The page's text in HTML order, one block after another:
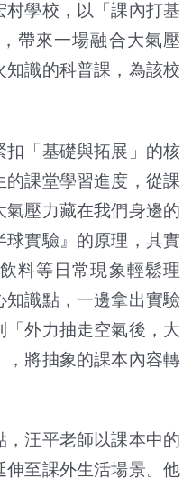
村學校，以「課內打基
帶來一場融合大氣壓
知識的科普課，為該校
「基礎與拓展」的核
課堂學習進度，從課
壓力藏在我們身邊的
實驗』的原理，其實
料等日常現象輕鬆理
識點，一邊拿出實驗
外力抽走空氣後，大
，將抽象的課本內容轉
汪平老師以課本中的
伸至課外生活場景。他